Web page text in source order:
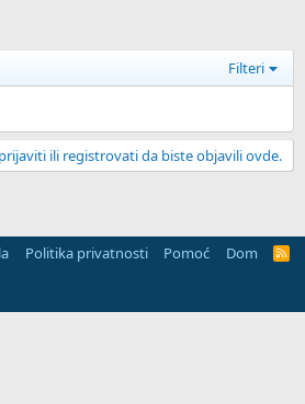
Filteri
ili registrovati da biste objavili ovde.
Politika privatnosti Pomoć Dom
R